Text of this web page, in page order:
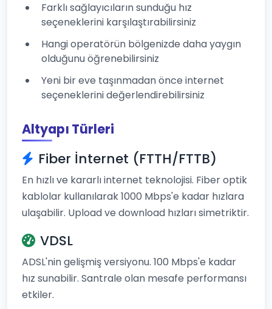
Farklı sağlayıcıların sunduğu hız
seçeneklerini karşılaştırabilirsiniz
Hangi operatörün bölgenizde daha yaygın
olduğunu öğrenebilirsiniz
Yeni bir eve taşınmadan önce internet
seçeneklerini değerlendirebilirsiniz
Altyapı Türleri
Fiber İnternet (FTTH/FTTB)
En hızlı ve kararlı internet teknolojisi. Fiber optik
kablolar kullanılarak 1000 Mbps'e kadar hızlara
ulaşabilir. Upload ve download hızları simetriktir.
VDSL
ADSL'nin gelişmiş versiyonu. 100 Mbps'e kadar
hız sunabilir. Santrale olan mesafe performansı
etkiler.